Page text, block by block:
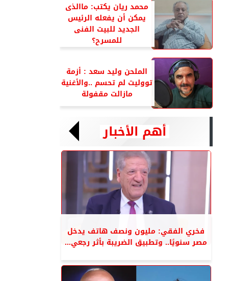
محمد ريان يكتب: ماالذى
يمكن أن يفعله الرئيس
الجديد للبيت الفنى
للمسرح؟
الملحن وليد سعد : أزمة
تووليت لم تحسم ..والأغنية
مازالت مقفولة
أهم الأخبار
فخري الفقي: مليون ونصف هاتف يدخل
مصر سنويًا.. وتطبيق الضريبة بأثر رجعي...